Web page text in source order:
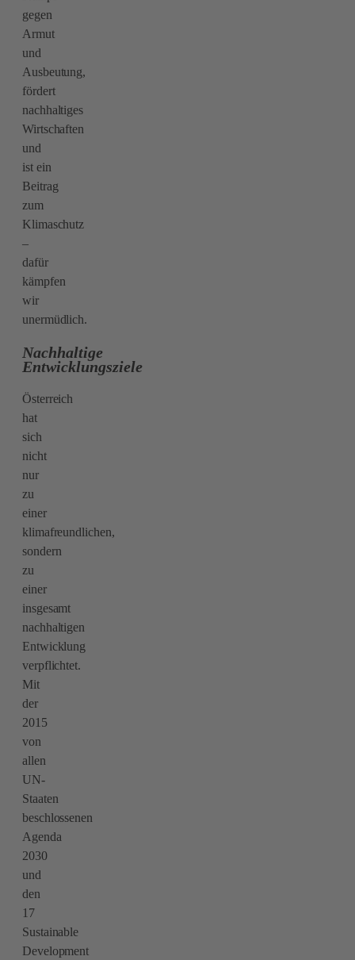
gegen
Armut
und
Ausbeutung,
fördert
nachhaltiges
Wirtschaften
und
ist ein
Beitrag
zum
Klimaschutz
–
dafür
kämpfen
wir
unermüdlich.
Nachhaltige
Entwicklungsziele
Österreich
hat
sich
nicht
nur
zu
einer
klimafreundlichen,
sondern
zu
einer
insgesamt
nachhaltigen
Entwicklung
verpflichtet.
Mit
der
2015
von
allen
UN-
Staaten
beschlossenen
Agenda
2030
und
den
17
Sustainable
Development